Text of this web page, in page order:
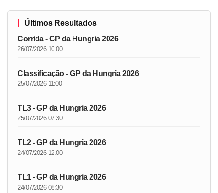
Últimos Resultados
Corrida - GP da Hungria 2026
26/07/2026 10:00
Classificação - GP da Hungria 2026
25/07/2026 11:00
TL3 - GP da Hungria 2026
25/07/2026 07:30
TL2 - GP da Hungria 2026
24/07/2026 12:00
TL1 - GP da Hungria 2026
24/07/2026 08:30